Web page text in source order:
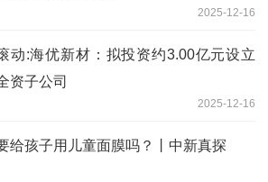
2025-12-16
动:海优新材：拟投资约3.00亿元设立
资子公司
2025-12-16
给孩子用儿童面膜吗？丨中新真探